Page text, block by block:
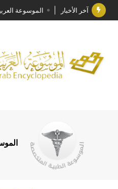
آخر الأخبار الموسوعة
جائزة مجمع
الأستاذ إياد
السيد محمد
توصيات مجلس
صدور المجلد